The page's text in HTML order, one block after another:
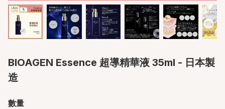
BIOAGEN Essence 超導精華液 35ml - 日本製
造
數量